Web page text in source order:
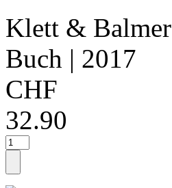
Klett & Balmer
Buch | 2017
CHF
32.90